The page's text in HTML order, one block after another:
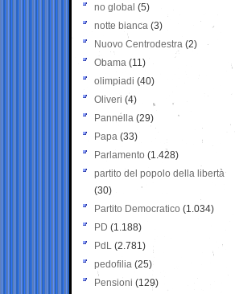
no global (5)
notte bianca (3)
Nuovo Centrodestra (2)
Obama (11)
olimpiadi (40)
Oliveri (4)
Pannella (29)
Papa (33)
Parlamento (1.428)
partito del popolo della libertà
(30)
Partito Democratico (1.034)
PD (1.188)
PdL (2.781)
pedofilia (25)
Pensioni (129)